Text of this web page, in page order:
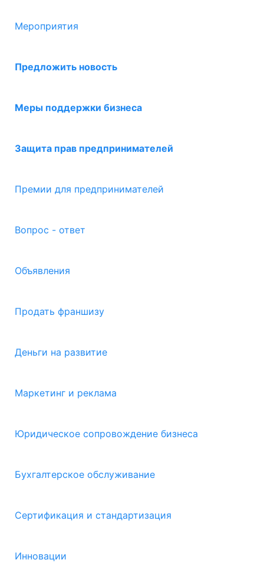
Мероприятия
Предложить новость
Меры поддержки бизнеса
Защита прав предпринимателей
Премии для предпринимателей
Вопрос - ответ
Объявления
Продать франшизу
Деньги на развитие
Маркетинг и реклама
Юридическое сопровождение бизнеса
Бухгалтерское обслуживание
Сертификация и стандартизация
Инновации